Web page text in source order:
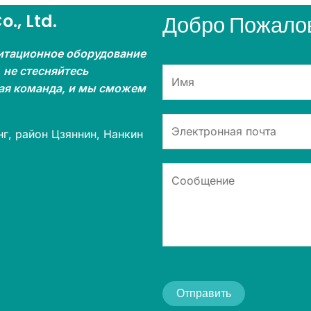
N.W.
16 кг
Размер упаковки
100 кг
Ltd.
оборудование
стесняйтесь
команда, и мы сможем
район Цзяннин, Нанкин
Добро
Отправить